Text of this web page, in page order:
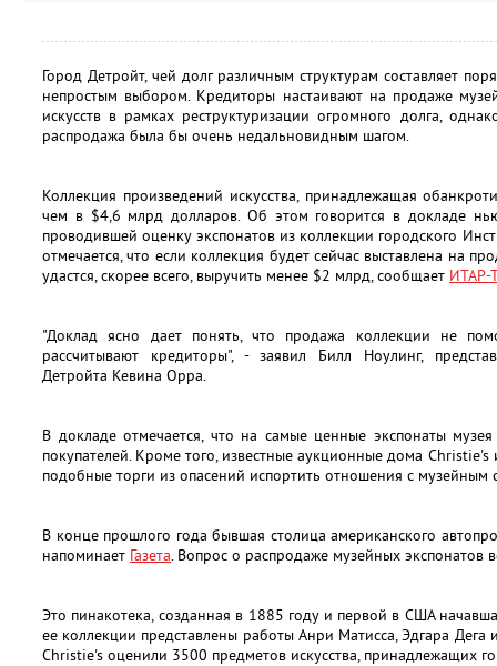
Город Детройт, чей долг различным структурам составляет
непростым выбором. Кредиторы настаивают на продаже
искусств в рамках реструктуризации огромного долга,
распродажа была бы очень недальновидным шагом.
Коллекция произведений искусства, принадлежащая
чем в $4,6 млрд долларов. Об этом говорится в докладе
проводившей оценку экспонатов из коллекции городского
отмечается, что если коллекция будет сейчас выставлена на
удастся, скорее всего, выручить менее $2 млрд, сообщает ИТАР-
"Доклад ясно дает понять, что продажа коллекции не
рассчитывают кредиторы", - заявил Билл Ноулинг,
Детройта Кевина Орра.
В докладе отмечается, что на самые ценные экспонаты
покупателей. Кроме того, известные аукционные дома Christie's
подобные торги из опасений испортить отношения с музейным
В конце прошлого года бывшая столица американского
напоминает Газета. Вопрос о распродаже музейных экспонатов
Это пинакотека, созданная в 1885 году и первой в США
ее коллекции представлены работы Анри Матисса, Эдгара Дега
Christie's оценили 3500 предметов искусства, принадлежащих